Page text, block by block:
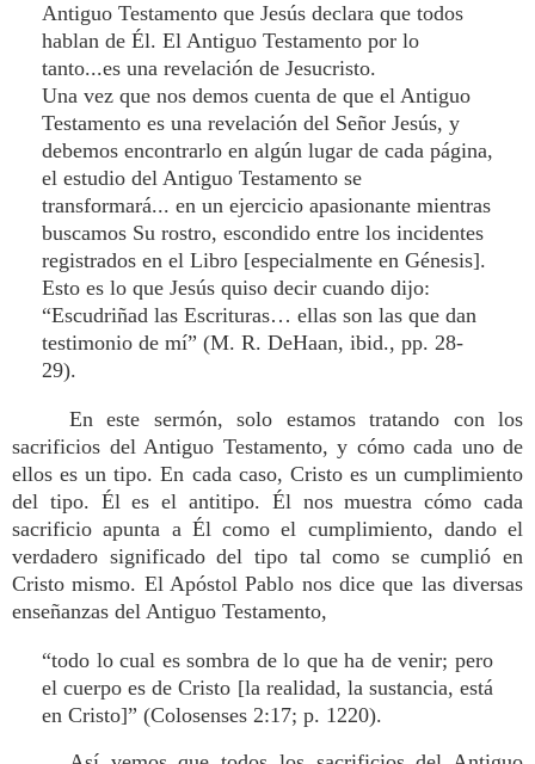
Antiguo Testamento que Jesús declara que todos
hablan de Él. El Antiguo Testamento por lo
tanto...es una revelación de Jesucristo.
Una vez que nos demos cuenta de que el Antiguo
Testamento es una revelación del Señor Jesús, y
debemos encontrarlo en algún lugar de cada página,
el estudio del Antiguo Testamento se
transformará... en un ejercicio apasionante mientras
buscamos Su rostro, escondido entre los incidentes
registrados en el Libro [especialmente en Génesis].
Esto es lo que Jesús quiso decir cuando dijo:
“Escudriñad las Escrituras… ellas son las que dan
testimonio de mí” (M. R. DeHaan, ibid., pp. 28-
29).
En este sermón, solo estamos tratando con los
sacrificios del Antiguo Testamento, y cómo cada uno de
ellos es un tipo. En cada caso, Cristo es un cumplimiento
del tipo. Él es el antitipo. Él nos muestra cómo cada
sacrificio apunta a Él como el cumplimiento, dando el
verdadero significado del tipo tal como se cumplió en
Cristo mismo. El Apóstol Pablo nos dice que las diversas
enseñanzas del Antiguo Testamento,
“todo lo cual es sombra de lo que ha de venir; pero
el cuerpo es de Cristo [la realidad, la sustancia, está
en Cristo]” (Colosenses 2:17; p. 1220).